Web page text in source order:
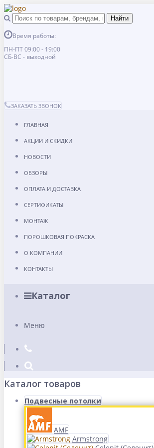
Время работы:
ПН-ПТ 09:00 - 19:00
СБ-ВС - выходной
ЗАКАЗАТЬ ЗВОНОК
ГЛАВНАЯ
АКЦИИ И СКИДКИ
НОВОСТИ
ОБЗОРЫ
ОПЛАТА И ДОСТАВКА
СЕРТИФИКАТЫ
МОНТАЖ
ПОРОШКОВАЯ ПОКРАСКА
О КОМПАНИИ
КОНТАКТЫ
Каталог
Меню
Каталог товаров
Подвесные потолки
AMF
Armstrong